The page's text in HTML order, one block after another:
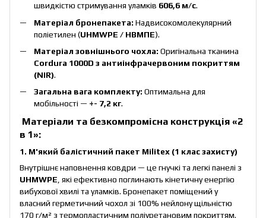
швидкістю стримування уламків 606,6 м/с.
Матеріал бронепакета: Надвисокомолекулярний
поліетилен (UHMWPE / НВМПЕ).
Матеріал зовнішнього чохла: Оригінальна тканина
Cordura 1000D з антиінфрачервоним покриттям
(NIR).
Загальна вага комплекту: Оптимальна для
мобільності — +- 7,2 кг.
Матеріали та безкомпромісна конструкція «2
в 1»:
1. М'який балістичний пакет Militex (1 клас захисту)
Внутрішнє наповнення ковдри — це гнучкі та легкі панелі з
UHMWPE , які ефективно поглинають кінетичну енергію
вибухової хвилі та уламків. Бронепакет поміщений у
власний герметичний чохол зі 100% нейлону щільністю
170 г/м² з термопластичним поліуретановим покриттям.